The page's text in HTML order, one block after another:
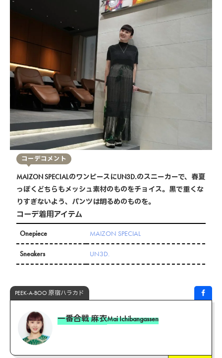
コーデコメント
MAIZON SPECIALのワンピースにUN3D.のスニーカーで、春夏
っぽくどちらもメッシュ素材のものをチョイス。黒で重くな
りすぎないよう、パンツは明るめのものを。
コーデ着用アイテム
Onepiece MAIZON SPECIAL
Sneakers UN3D.
PEEK-A-BOO 原宿ハラカド
一番合戦 麻衣Mai Ichibangassen